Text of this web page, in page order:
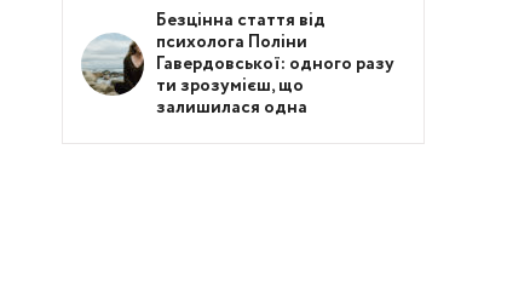
Безцінна стаття від
психолога Поліни
Гавердовської: одного разу
ти зрозумієш, що
залишилася одна